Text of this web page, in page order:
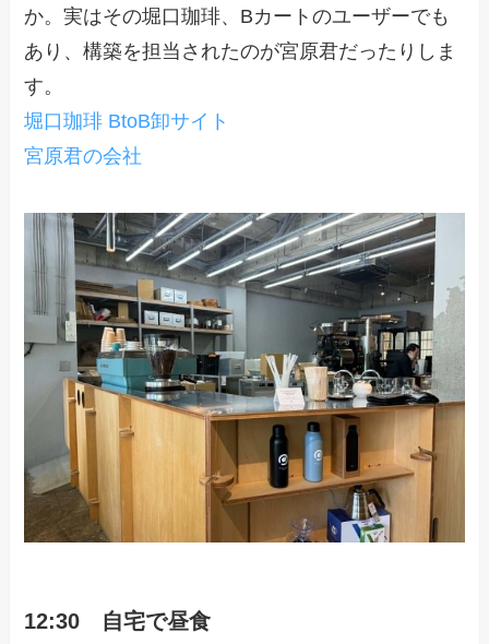
か。実はその堀口珈琲、Bカートのユーザーでも
あり、構築を担当されたのが宮原君だったりしま
す。
堀口珈琲 BtoB卸サイト
宮原君の会社
12:30 自宅で昼食